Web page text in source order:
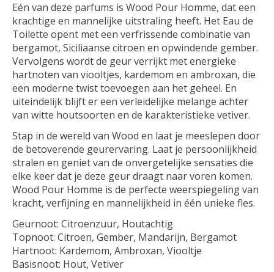
Eén van deze parfums is Wood Pour Homme, dat een
krachtige en mannelijke uitstraling heeft. Het Eau de
Toilette opent met een verfrissende combinatie van
bergamot, Siciliaanse citroen en opwindende gember.
Vervolgens wordt de geur verrijkt met energieke
hartnoten van viooltjes, kardemom en ambroxan, die
een moderne twist toevoegen aan het geheel. En
uiteindelijk blijft er een verleidelijke melange achter
van witte houtsoorten en de karakteristieke vetiver.
Stap in de wereld van Wood en laat je meeslepen door
de betoverende geurervaring. Laat je persoonlijkheid
stralen en geniet van de onvergetelijke sensaties die
elke keer dat je deze geur draagt naar voren komen.
Wood Pour Homme is de perfecte weerspiegeling van
kracht, verfijning en mannelijkheid in één unieke fles.
Geurnoot: Citroenzuur, Houtachtig
Topnoot: Citroen, Gember, Mandarijn, Bergamot
Hartnoot: Kardemom, Ambroxan, Viooltje
Basisnoot: Hout, Vetiver